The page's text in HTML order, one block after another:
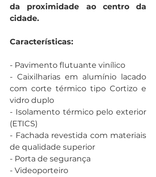
da proximidade ao centro da
cidade.
Características:
- Pavimento flutuante vinílico
- Caixilharias em alumínio lacado
com corte térmico tipo Cortizo e
vidro duplo
- Isolamento térmico pelo exterior
(ETICS)
- Fachada revestida com materiais
de qualidade superior
- Porta de segurança
- Videoporteiro